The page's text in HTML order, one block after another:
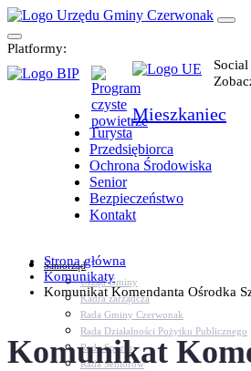
Platformy:
Mieszkaniec
Turysta
Przedsiębiorca
Ochrona Środowiska
Senior
Bezpieczeństwo
Kontakt
Samorząd
Urząd Gminy
Kadra zarządcza
Rada Gminy Czerwonak
Rada Działalności Pożytku Publicznego
Rada Sportu
Rada Seniorów
Strona główna
Komunikaty
Komunikat Komendanta Ośrodka
Komunikat